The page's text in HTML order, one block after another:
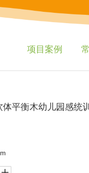
项目案例
平衡木幼儿园感统